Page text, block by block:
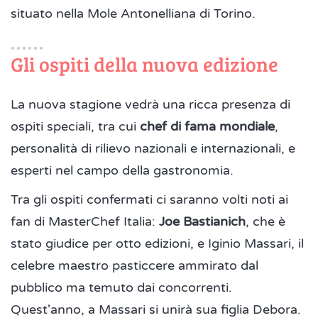
situato nella Mole Antonelliana di Torino.
Gli ospiti della nuova edizione
La nuova stagione vedrà una ricca presenza di
ospiti speciali, tra cui chef di fama mondiale,
personalità di rilievo nazionali e internazionali, e
esperti nel campo della gastronomia.
Tra gli ospiti confermati ci saranno volti noti ai
fan di MasterChef Italia: Joe Bastianich, che è
stato giudice per otto edizioni, e Iginio Massari, il
celebre maestro pasticcere ammirato dal
pubblico ma temuto dai concorrenti.
Quest'anno, a Massari si unirà sua figlia Debora.